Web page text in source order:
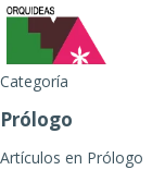
Categoría
Prólogo
Artículos en Prólogo